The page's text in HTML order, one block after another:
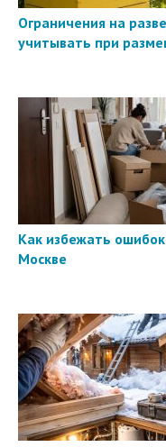
Ограничения на
учитывать при
Как избежать
Москве